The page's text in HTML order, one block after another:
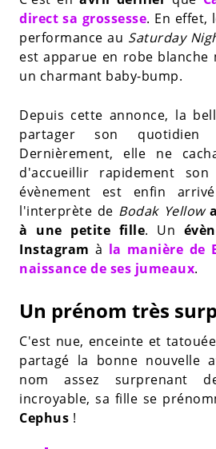
direct sa grossesse. En effet,
performance au Saturday
est apparue en robe blanche
un charmant baby-bump.
Depuis cette annonce, la
partager son
Dernièrement, elle ne
d'accueillir rapidement
évènement est enfin
l'interprète de Bodak Yellow
à une petite fille. Un
Instagram à la manière de
naissance de ses jumeaux.
Un prénom très
C'est nue, enceinte et
partagé la bonne nouvelle
nom assez surprenant
incroyable, sa fille se
Cephus !